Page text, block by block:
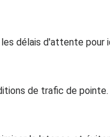
délais d'attente
de trafic de pointe.